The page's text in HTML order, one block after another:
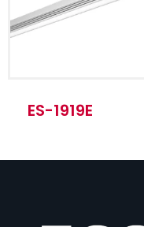
Longitud
ES-1919E